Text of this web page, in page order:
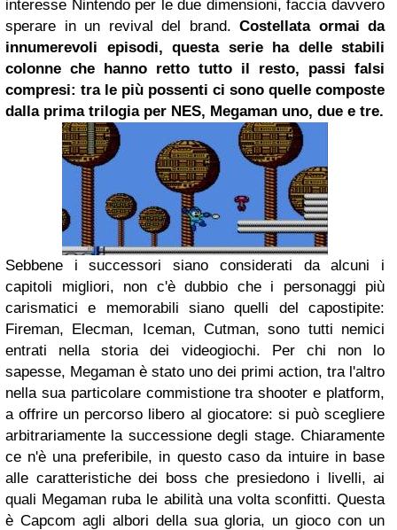
interesse Nintendo per le due dimensioni, faccia davvero
sperare in un revival del brand. Costellata ormai da
innumerevoli episodi, questa serie ha delle stabili
colonne che hanno retto tutto il resto, passi falsi
compresi: tra le più possenti ci sono quelle composte
dalla prima trilogia per NES, Megaman uno, due e tre.
Sebbene i successori siano considerati da alcuni i
capitoli migliori, non c'è dubbio che i personaggi più
carismatici e memorabili siano quelli del capostipite:
Fireman, Elecman, Iceman, Cutman, sono tutti nemici
entrati nella storia dei videogiochi. Per chi non lo
sapesse, Megaman è stato uno dei primi action, tra l'altro
nella sua particolare commistione tra shooter e platform,
a offrire un percorso libero al giocatore: si può scegliere
arbitrariamente la successione degli stage. Chiaramente
ce n'è una preferibile, in questo caso da intuire in base
alle caratteristiche dei boss che presiedono i livelli, ai
quali Megaman ruba le abilità una volta sconfitti. Questa
è Capcom agli albori della sua gloria, un gioco con un